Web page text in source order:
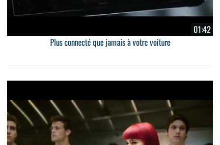
01:42
Plus connecté que jamais à votre voiture